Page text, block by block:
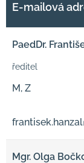
E-mailová
PaedDr.
ředitel
M, Z
Mgr. Olga